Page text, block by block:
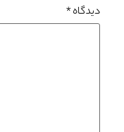
دیدگاه*